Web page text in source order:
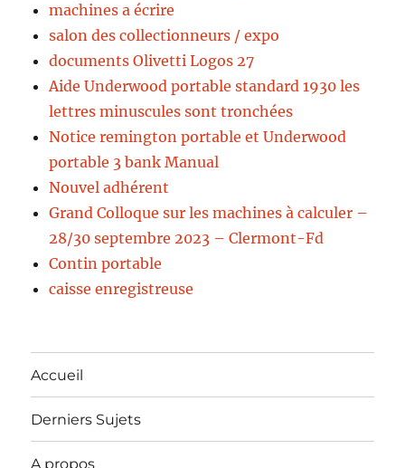
machines a écrire
salon des collectionneurs / expo
documents Olivetti Logos 27
Aide Underwood portable standard 1930 les
lettres minuscules sont tronchées
Notice remington portable et Underwood
portable 3 bank Manual
Nouvel adhérent
Grand Colloque sur les machines à calculer –
28/30 septembre 2023 – Clermont-Fd
Contin portable
caisse enregistreuse
Accueil
Derniers Sujets
A propos